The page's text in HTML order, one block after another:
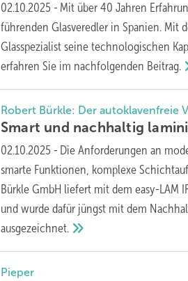
02.10.2025 - Mit über 40 Jahren
führenden Glas­veredler in Spanien. Mit
Glasspezialist seine tech­no­lo­gischen
erfahren Sie im nachfolgenden Beitrag.
Robert Bürkle: Der autoklavenfreie
Smart und nachhaltig
02.10.2025 - Die Anforderungen an
smarte Funktionen, komplexe
Bürkle GmbH liefert mit dem easy-LAM
und wurde dafür jüngst mit dem
ausgezeichnet.
Pieper